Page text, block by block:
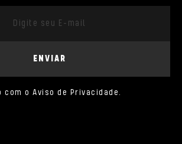
ENVIAR
com o Aviso de Privacidade.